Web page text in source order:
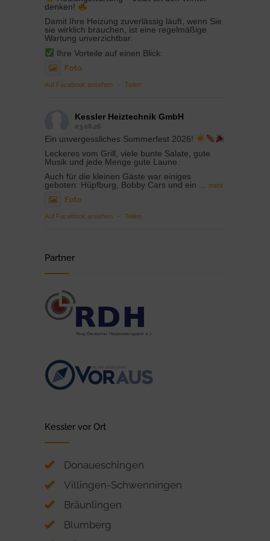
denken!
Damit Ihre Heizung zuverlässig läuft, wenn Sie
sie wirklich brauchen, ist eine regelmäßige
Wartung unverzichtbar.
Ihre Vorteile auf einen Blick:
Foto
Auf Facebook ansehen · Teilen
Kessler Heiztechnik GmbH
03.08.26
Ein unvergessliches Sommerfest 2026!
Leckeres vom Grill, viele bunte Salate, gute
Musik und jede Menge gute Laune.
Auch für die kleinen Gäste war einiges
geboten: Hüpfburg, Bobby Cars und ein
mehr
Foto
Auf Facebook ansehen · Teilen
Partner
Kessler vor Ort
Donaueschingen
Villingen-Schwenningen
Bräunlingen
Blumberg